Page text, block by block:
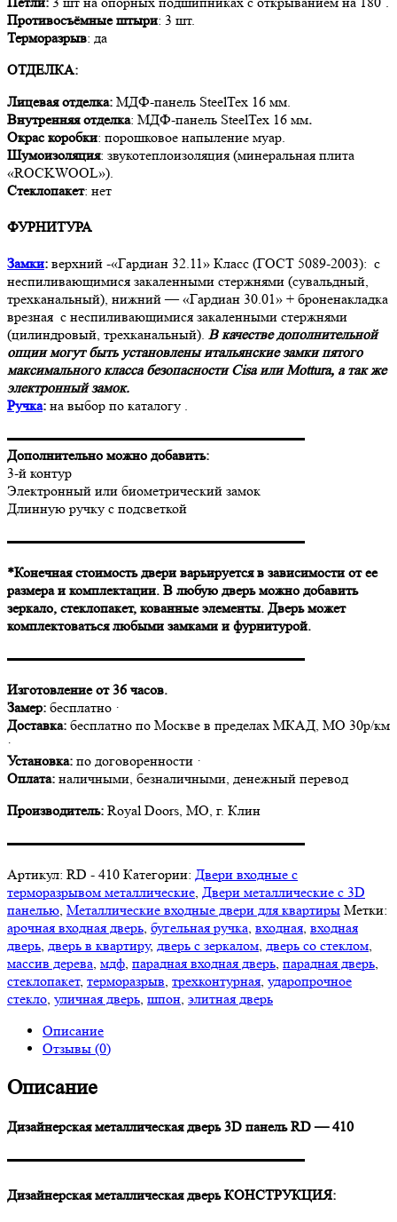
Противосъёмные штыри: 3 шт.
Терморазрыв: да
ОТДЕЛКА:
Лицевая отделка: МДФ-панель SteelTex 16 мм.
Внутренняя отделка: МДФ-панель SteelTex 16 мм.
Окрас коробки: порошковое напыление муар.
Шумоизоляция: звукотеплоизоляция (минеральная плита
«ROCKWOOL»).
Стеклопакет: нет
ФУРНИТУРА
Замки: верхний -«Гардиан 32.11» Класс (ГОСТ 5089-2003): с
неспиливающимися закаленными стержнями (сувальдный,
трехканальный), нижний — «Гардиан 30.01» + броненакладка
врезная с неспиливающимися закаленными стержнями
(цилиндровый, трехканальный). В качестве дополнительной
опции могут быть установлены итальянские замки пятого
максимального класса безопасности Cisa или Mottura, а так же
электронный замок.
Ручка: на выбор по каталогу .
▬▬▬▬▬▬▬▬▬▬▬▬▬▬▬▬▬▬▬▬▬
Дополнительно можно добавить:
3-й контур
Электронный или биометрический замок
Длинную ручку с подсветкой
▬▬▬▬▬▬▬▬▬▬▬▬▬▬▬▬▬▬▬▬▬
*Конечная стоимость двери варьируется в зависимости от ее
размера и комплектации. В любую дверь можно добавить
зеркало, стеклопакет, кованные элементы. Дверь может
комплектоваться любыми замками и фурнитурой.
▬▬▬▬▬▬▬▬▬▬▬▬▬▬▬▬▬▬▬▬▬
Изготовление от 36 часов.
Замер: бесплатно ·
Доставка: бесплатно по Москве в пределах МКАД, МО 30р/км
·
Установка: по договоренности ·
Оплата: наличными, безналичными, денежный перевод
Производитель: Royal Doors, МО, г. Клин
▬▬▬▬▬▬▬▬▬▬▬▬▬▬▬▬▬▬▬▬▬
Артикул: RD - 410 Категории: Двери входные с
терморазрывом металлические, Двери металлические с 3D
панелью, Металлические входные двери для квартиры Метки:
арочная входная дверь, бугельная ручка, входная, входная
дверь, дверь в квартиру, дверь с зеркалом, дверь со стеклом,
массив дерева, мдф, парадная входная дверь, парадная дверь,
стеклопакет, терморазрыв, трехконтурная, ударопрочное
стекло, уличная дверь, шпон, элитная дверь
Описание
Отзывы (0)
Описание
Дизайнерская металлическая дверь 3D панель RD — 410
▬▬▬▬▬▬▬▬▬▬▬▬▬▬▬▬▬▬▬▬▬
Дизайнерская металлическая дверь КОНСТРУКЦИЯ: